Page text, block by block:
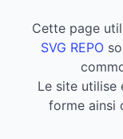
Cette page
SVG REPO
Le site utilise
forme ainsi